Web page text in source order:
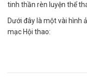
tinh thần rèn luyện thể
Dưới đây là một vài hình
mạc Hội thao: